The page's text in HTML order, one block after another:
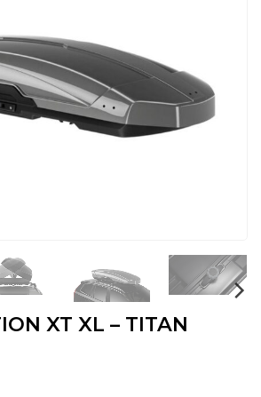
XT XL – TITAN